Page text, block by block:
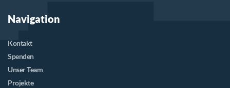
Navigation
Kontakt
Spenden
Unser Team
Projekte